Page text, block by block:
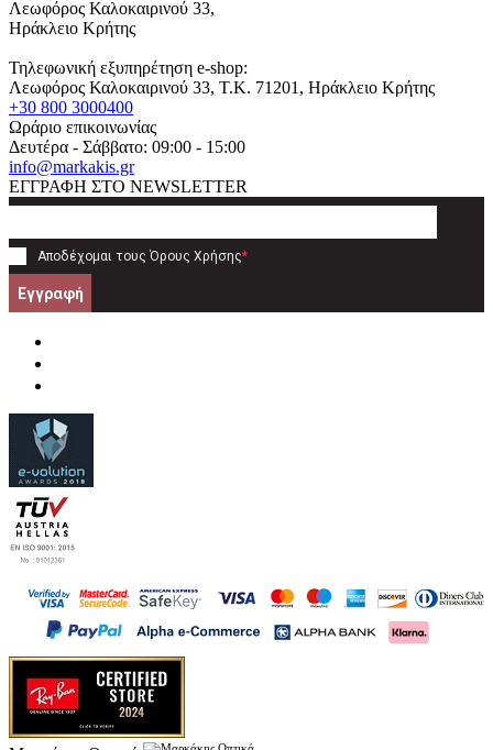
Λεωφόρος Καλοκαιρινού 33,
Ηράκλειο Κρήτης
Τηλεφωνική εξυπηρέτηση e-shop:
Λεωφόρος Καλοκαιρινού 33, T.K. 71201, Ηράκλειο Κρήτης
+30 800 3000400
Ωράριο επικοινωνίας
Δευτέρα - Σάββατο: 09:00 - 15:00
info@markakis.gr
ΕΓΓΡΑΦΗ ΣΤΟ NEWSLETTER
Αποδέχομαι τους Όρους Χρήσης*
Εγγραφή